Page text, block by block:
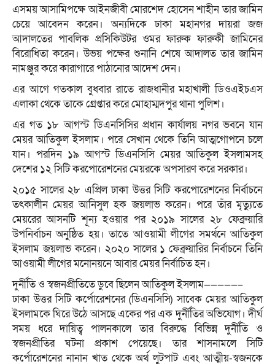
এসময় আসামিপক্ষে আইনজীবী মোরশেদ হোসেন শাহীন তার জামিন
চেয়ে আবেদন করেন। অন্যদিকে ঢাকা মহানগর দায়রা জজ
আদালতের পাবলিক প্রসিকিউটর ওমর ফারুক ফারুকী জামিনের
বিরোধিতা করেন। উভয় পক্ষের শুনানি শেষে আদালত তার জামিন
নামঞ্জুর করে কারাগারে পাঠানোর আদেশ দেন।
এর আগে গতকাল বুধবার রাতে রাজধানীর মহাখালী ডিওএইচএস
এলাকা থেকে তাকে গ্রেপ্তার করে মোহাম্মদপুর থানা পুলিশ।
এর গত ১৮ আগস্ট ডিএনসিসির প্রধান কার্যালয় নগর ভবনে যান
মেয়র আতিকুল ইসলাম। পরে সেখান থেকে তিনি আত্মগোপনে চলে
যান। পরদিন ১৯ আগস্ট ডিএনসিসি মেয়র আতিকুল ইসলামসহ
দেশের ১২ সিটি করপোরেশনের মেয়রকে অপসারণ করে সরকার।
২০১৫ সালের ২৮ এপ্রিল ঢাকা উত্তর সিটি করপোরেশনের নির্বাচনে
তৎকালীন মেয়র আনিসুল হক জয়লাভ করেন। পরে তাঁর মৃত্যুতে
মেয়রের আসনটি শূন্য হওয়ার পর ২০১৯ সালের ২৮ ফেব্রুয়ারি
উপনির্বাচন অনুষ্ঠিত হয়। তাতে আওয়ামী লীগের সমর্থনে আতিকুল
ইসলাম জয়লাভ করেন। ২০২০ সালের ১ ফেব্রুয়ারির নির্বাচনে তিনি
আওয়ামী লীগের মনোনয়নে আবার মেয়র নির্বাচিত হন।
দুর্নীতি ও স্বজনপ্রীতিতে ডুবে ছিলেন আতিকুল ইসলাম—————–
ঢাকা উত্তর সিটি কর্পোরেশনের (ডিএনসিসি) সাবেক মেয়র আতিকুল
ইসলামকে ঘিরে উঠে আসছে একের পর এক দুর্নীতির অভিযোগ। দীর্ঘ
সময় ধরে দায়িত্ব পালনকালে তার বিরুদ্ধে বিভিন্ন দুর্নীতি ও
স্বজনপ্রীতির ঘটনা প্রকাশ পেয়েছে। তার শাসনামলে সিটি
কর্পোরেশনের নানান খাত থেকে অর্থ লুটপাট এবং আত্মীয়-স্বজনকে